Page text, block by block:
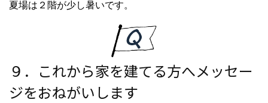
夏場は２階が少し暑いです。
９．これから家を建てる方へメッセー
ジをおねがいします